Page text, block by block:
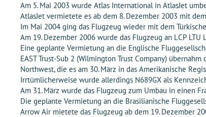
Am 5. Mai 2003 wurde Atlas International in AtlasJet
AtlasJet vermietete es ab dem 8. Dezember 2003 mit
Im Mai 2004 ging das Flugzeug wieder mit dem
Am 19. Dezember 2006 wurde das Flugzeug an LCP LTU
Eine geplante Vermietung an die Englische
EAST Trust-Sub 2 (Wilmington Trust Company)
Northwest, die es am 30. März in das Amerikanische
Irrtümlicherweise wurde allerdings N689GX als
Am 31. März wurde das Flugzeug zum Umbau in einen
Die geplante Vermietung an die Brasilianische
Arrow Air mietete das Flugzeug ab dem 19. Dezember